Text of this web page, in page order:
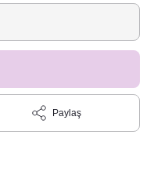
Paylaş